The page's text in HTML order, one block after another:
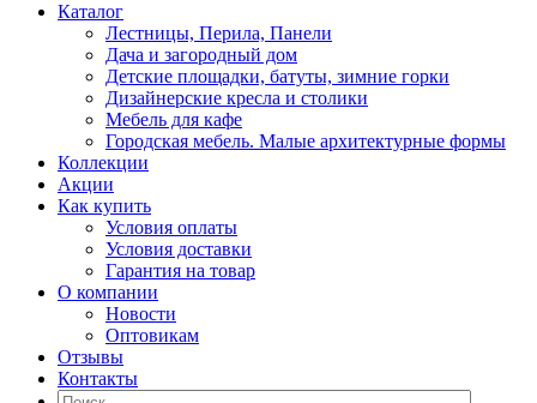
Каталог
Лестницы, Перила, Панели
Дача и загородный дом
Детские площадки, батуты, зимние горки
Дизайнерские кресла и столики
Мебель для кафе
Городская мебель. Малые архитектурные формы
Коллекции
Акции
Как купить
Условия оплаты
Условия доставки
Гарантия на товар
О компании
Новости
Оптовикам
Отзывы
Контакты